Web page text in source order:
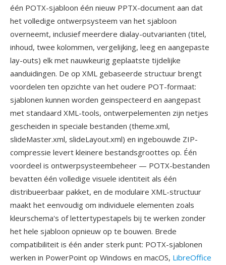
één POTX-sjabloon één nieuw PPTX-document aan dat
het volledige ontwerpsysteem van het sjabloon
overneemt, inclusief meerdere dialay-outvarianten (titel,
inhoud, twee kolommen, vergelijking, leeg en aangepaste
lay-outs) elk met nauwkeurig geplaatste tijdelijke
aanduidingen. De op XML gebaseerde structuur brengt
voordelen ten opzichte van het oudere POT-formaat:
sjablonen kunnen worden geinspecteerd en aangepast
met standaard XML-tools, ontwerpelementen zijn netjes
gescheiden in speciale bestanden (theme.xml,
slideMaster.xml, slideLayout.xml) en ingebouwde ZIP-
compressie levert kleinere bestandsgroottes op. Één
voordeel is ontwerpsysteembeheer — POTX-bestanden
bevatten één volledige visuele identiteit als één
distribueerbaar pakket, en de modulaire XML-structuur
maakt het eenvoudig om individuele elementen zoals
kleurschema's of lettertypestapels bij te werken zonder
het hele sjabloon opnieuw op te bouwen. Brede
compatibiliteit is één ander sterk punt: POTX-sjablonen
werken in PowerPoint op Windows en macOS, LibreOffice